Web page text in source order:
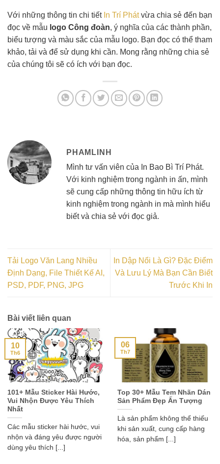
Với những thông tin chi tiết In Trí Phátvừa chia sẻ đến bạn
đọc về mẫu logo Công đoàn, ý nghĩa của các thành phần,
biểu tượng và màu sắc của mẫu logo. Bạn đọc có thể tham
khảo, tải và để sử dụng khi cần. Mong rằng những chia sẻ
của chúng tôi sẽ có ích với bạn đọc.
PHAMLINH
Mình tư vấn viên của In Bao Bì Trí Phát.
Với kinh nghiệm trong ngành in ấn, mình
sẽ cung cấp những thông tin hữu ích từ
kinh nghiệm trong ngành in mà mình hiểu
biết và chia sẻ với đọc giả.
Tải Logo Văn Lang Nhiều
Định Dạng, File Thiết Kế AI,
PSD, PDF, PNG, JPG
In Dập Nổi Là Gì? Đặc Điểm
Và Lưu Lý Mà Bạn Cần Biết
Trước Khi In
Bài viết liên quan
101+ Mẫu Sticker Hài Hước,
Vui Nhộn Được Yêu Thích
Nhất
Các mẫu sticker hài hước, vui
nhộn và đáng yêu được người
dùng yêu thích [...]
10
Th6
Top 30+ Mẫu Tem Nhãn Dán
Sản Phẩm Đẹp Ấn Tượng
Là sản phẩm không thể thiếu
khi sản xuất, cung cấp hàng
hóa, sản phẩm [...]
06
Th7